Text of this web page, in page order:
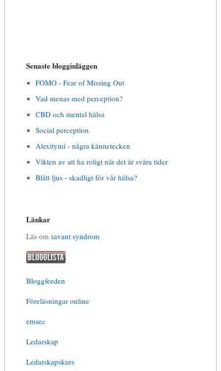
Senaste blogginläggen
FOMO - Fear of Missing Out
Vad menas med perception?
CBD och mental hälsa
Social perception
Alexitymi - några kännetecken
Vikten av att ha roligt när det är svåra tider
Blått ljus - skadligt för vår hälsa?
Länkar
Läs om savant syndrom
Bloggfeeden
Föreläsningar online
emsec
Ledarskap
Ledarskapskurs